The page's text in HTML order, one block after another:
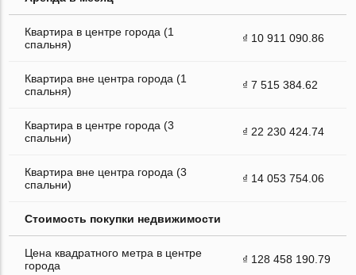
Квартира в центре города (1
спальня)
₫ 10 911 090.86
Квартира вне центра города (1
спальня)
₫ 7 515 384.62
Квартира в центре города (3
спальни)
₫ 22 230 424.74
Квартира вне центра города (3
спальни)
₫ 14 053 754.06
Стоимость покупки недвижимости
Цена квадратного метра в центре
города
₫ 128 458 190.79